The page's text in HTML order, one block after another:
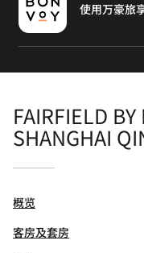
使用万豪旅
FAIRFIELD
SHANGHAI
概览
客房及套房